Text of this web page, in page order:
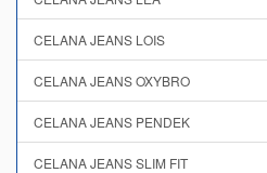
CELANA JEANS LOIS
CELANA JEANS OXYBRO
CELANA JEANS PENDEK
CELANA JEANS SLIM FIT